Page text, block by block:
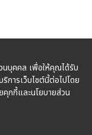
นบุคคล เพื่อให้คุณได้รับ
การเว็บไซต์นี้ต่อไปโดย
กกี้และนโยบายส่วน